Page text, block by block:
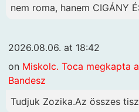
nem roma, hanem CIGÁNY
2026.08.06. at 18:42
on Miskolc. Toca megkapta
Bandesz
Tudjuk Zozika.Az összes